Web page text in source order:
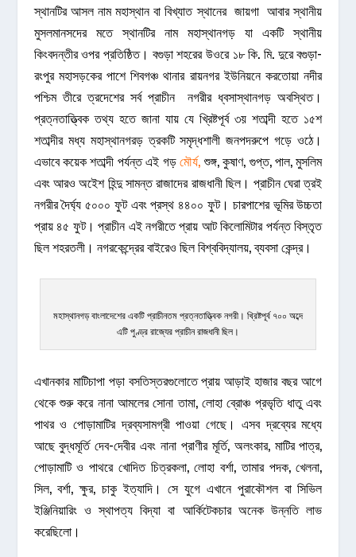
স্থানটির আসল নাম মহাস্থান বা বিখ্যাত স্থানের জায়গা আবার স্থানীয়
মুসলমানসদের মতে স্থানটির নাম মহাস্থানগড় যা একটি স্থানীয়
কিংবদন্তীর ওপর প্রতিষ্ঠিত। বগুড়া শহরের উওরে ১৮ কি. মি. দুরে বগুড়া-
রংপুর মহাসড়কের পাশে শিবগঞ্চ থানার রায়নগর ইউনিয়নে করতোয়া নদীর
পশ্চিম তীরে ত্রদেশের সর্ব প্রাচীন নগরীর ধ্বসাস্থানগড় অবস্থিত।
প্রত্নতাত্ত্বিক তথ্য হতে জানা যায় যে খ্রিষ্টপূর্ব ৩য় শতাব্দী হতে ১৫শ
শতাব্দীর মধ্য মহাস্থানগরড় ত্রকটি সমৃদ্ধশালী জনপদরুপে গড়ে ওঠে।
এভাবে কয়েক শতাব্দী পর্যন্ত এই গড়মৌর্য,শুঙ্গ, কুষাণ, গুপ্ত, পাল, মুসলিম
এবং আরও অইেশ হিন্দু সামন্ত রাজাদের রাজধানী ছিল। প্রাচীন ঘেরা ত্রই
নগরীর দৈর্ঘ্য ৫০০০ ফুট এবং প্রস্থ ৪৪০০ ফুট। চারপাশের ভূমির উচ্চতা
প্রায় ৪৫ ফুট। প্রাচীন এই নগরীতে প্রায় আট কিলোমিটার পর্যন্ত বিস্তৃত
ছিল শহরতলী। নগরকেন্দ্রের বাইরেও ছিল বিশ্ববিদ্যালয়, ব্যবসা কেন্দ্র।
মহাস্থানগড় বাংলাদেশের একটি প্রাচীনতম প্রত্নতাত্ত্বিক নগরী। খ্রিষ্টপূর্ব ৭০০ অব্দে
এটি পুণ্ড্র রাজ্যের প্রাচীন রাজধানী ছিল।
এখানকার মাটিচাপা পড়া বসতিস্তরগুলোতে প্রায় আড়াই হাজার বছর আগে
থেকে শুরু করে নানা আমলের সোনা তামা, লোহা ব্রোঞ্চ প্রভৃতি ধাতু এবং
পাথর ও পোড়ামাটির দ্রব্যসামগ্রী পাওয়া গেছে। এসব দ্রব্যের মধ্যে
আছে বুদ্ধমূর্তি দেব-দেবীর এবং নানা প্রাণীর মূর্তি, অলংকার, মাটির পাত্র,
পোড়ামাটি ও পাথরে খোদিত চিত্রকলা, লোহা বর্শা, তামার পদক, খেলনা,
সিল, বর্শা, ক্ষুর, চাকু ইত্যাদি। সে যুগে এখানে পুরাকৌশল বা সিভিল
ইঞ্জিনিয়ারিং ও স্থাপত্য বিদ্যা বা আর্কিটেকচার অনেক উন্নতি লাভ
করেছিলো।